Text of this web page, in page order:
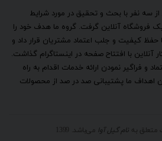
ما متشکل از سه نفر با بحث و تحقیق در مورد شرایط
یک فروشگاه آنلاین گرفت. گروه ما هدف خود را
کیفیت و جلب اعتماد مشتریان قرار داد و
با افتتاح صفحه در اینستاگرام گذاشت.
فراگیر نمودن ارائه خدمات اقدام به راه
اهداف ما پشتیبانی صد در صد از محصولات
متعلق به نام گیل آوا می‌باشد. 1399